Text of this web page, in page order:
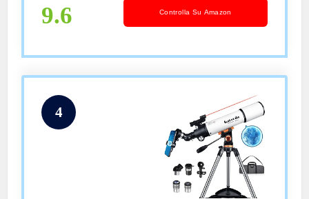
9.6 Controlla Su Amazon
4